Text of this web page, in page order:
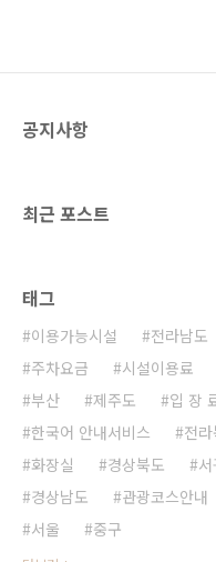
수제 두부와 고기 위 다진 마늘이 ..
공지사항
최근 포스트
태그
이용가능시설 전라남도
주차요금
시설이용료
부산
제주도 입 장
한국어 안내서비스
전
화장실
경상북도
경상남도
관광코스안내
서울
중구